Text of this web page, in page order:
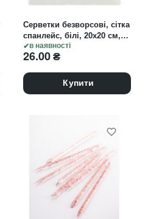
в наявності
Серветки безворсові, сітка
спанлейс, білі, 20х20 см,
50 шт
26.00₴
Купити